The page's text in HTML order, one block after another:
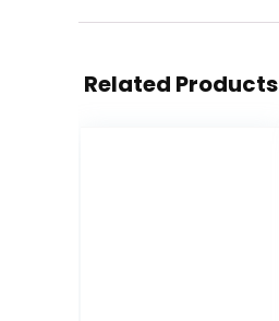
Related Products